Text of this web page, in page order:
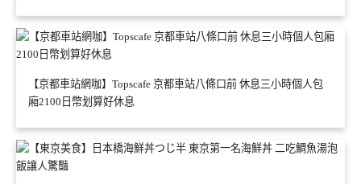
【京都車站網咖】Topscafe 京都車站八條口前 休息三小時個人包
廂2100日幣划算好休息